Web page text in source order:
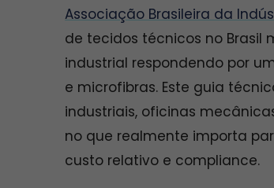
Associação Brasileira da
de tecidos técnicos no Brasil
industrial respondendo por
e microfibras. Este guia
industriais, oficinas
no que realmente importa
custo relativo e compliance.